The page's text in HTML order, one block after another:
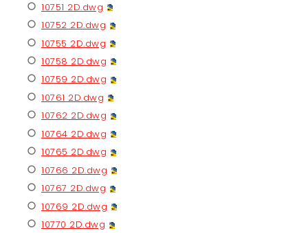
10751 2D.dwg
10752 2D.dwg
10755 2D.dwg
10758 2D.dwg
10759 2D.dwg
10761 2D.dwg
10762 2D.dwg
10764 2D.dwg
10765 2D.dwg
10766 2D.dwg
10767 2D.dwg
10769 2D.dwg
10770 2D.dwg